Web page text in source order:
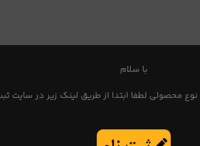
با سلام
محصولی لطفا ابتدا از طریق لینک زیر در سایت